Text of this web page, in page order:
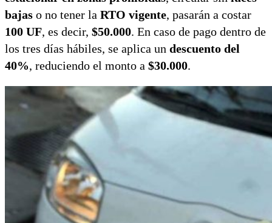
bajas o no tener la RTO vigente, pasarán a costar
100 UF, es decir, $50.000. En caso de pago dentro de
los tres días hábiles, se aplica un descuento del
40%, reduciendo el monto a $30.000.